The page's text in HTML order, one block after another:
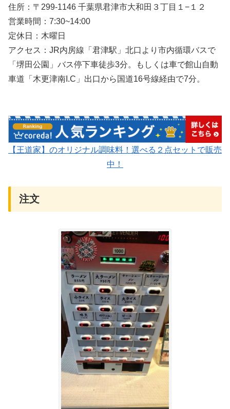
住所：〒299-1146 千葉県君津市大和田３丁目１−１２
営業時間：7:30~14:00
定休日：木曜日
アクセス：JR内房線「君津駅」北口より市内循環バスで
「堺田公園」バス停下車徒歩3分。もしくは車で館山自動
車道「木更津南I.C」出口から国道16号線経由で7分。
【王道家】のオリジナル調味料！選べる２点セットで販売
中！
注文